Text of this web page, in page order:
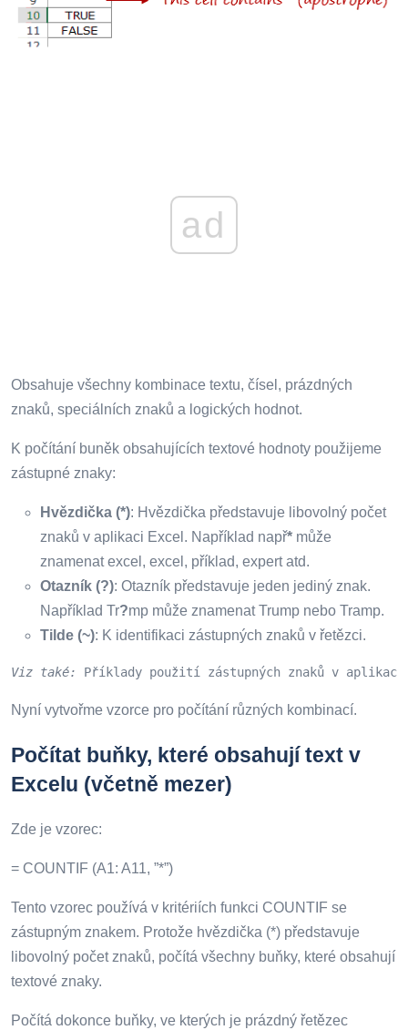
ad
Obsahuje všechny kombinace textu, čísel, prázdných
znaků, speciálních znaků a logických hodnot.
K počítání buněk obsahujících textové hodnoty použijeme
zástupné znaky:
Hvězdička (*): Hvězdička představuje libovolný počet
znaků v aplikaci Excel. Například např* může
znamenat excel, excel, příklad, expert atd.
Otazník (?): Otazník představuje jeden jediný znak.
Například Tr?mp může znamenat Trump nebo Tramp.
Tilde (~): K identifikaci zástupných znaků v řetězci.
Viz také: Příklady použití zástupných znaků v
Nyní vytvořme vzorce pro počítání různých kombinací.
Počítat buňky, které obsahují text v
Excelu (včetně mezer)
Zde je vzorec:
= COUNTIF (A1: A11, ”*”)
Tento vzorec používá v kritériích funkci COUNTIF se
zástupným znakem. Protože hvězdička (*) představuje
libovolný počet znaků, počítá všechny buňky, které obsahují
textové znaky.
Počítá dokonce buňky, ve kterých je prázdný řetězec